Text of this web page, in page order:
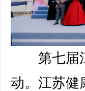
第七届
动。江苏健